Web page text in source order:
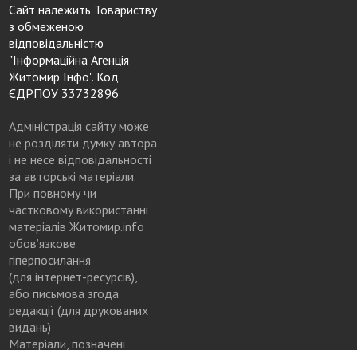
Сайт належить Товариству
з обмеженою
відповідальністю
"Інформаційна Агенція
Житомир Інфо". Код
ЄДРПОУ 33732896
Адміністрація сайту може
не розділяти думку автора
і не несе відповідальності
за авторські матеріали.
При повному чи
частковому використанні
матеріалів Житомир.info
обов’язкове
гіперпосилання
(для інтернет-ресурсів),
або письмова згода
редакції (для друкованих
видань)
Матеріали, позначені